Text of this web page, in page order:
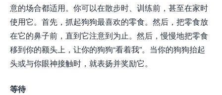
意的场合都适用。你可以在散步时、训练前，甚至在家时
使用它。首先，抓起狗狗最喜欢的零食。然后，把零食放
在它的鼻子前，直到它注意到为止。然后，慢慢地把零食
移到你的额头上，让你的狗狗“看着我”。当你的狗狗抬起
头或与你眼神接触时，就表扬并奖励它。
等待